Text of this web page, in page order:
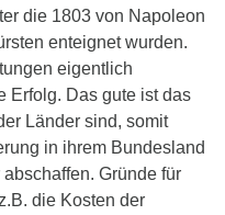
die 1803 von Napoleon
enteignet wurden.
eigentlich
Erfolg. Das gute ist das
Länder sind, somit
in ihrem Bundesland
Gründe für
die Kosten der